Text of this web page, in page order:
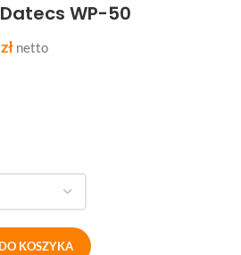
WP-50
zł netto
KOSZYKA